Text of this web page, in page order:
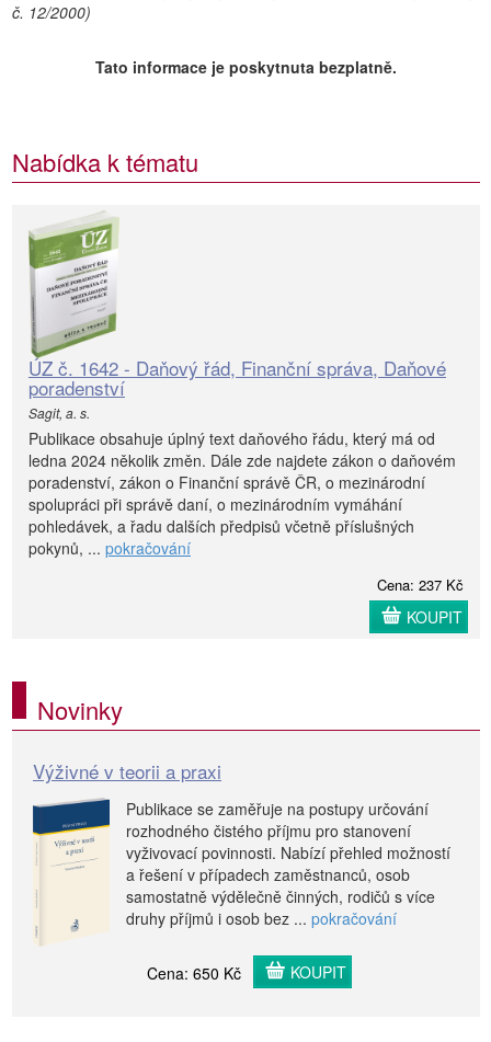
č. 12/2000)
Tato informace je poskytnuta bezplatně.
Nabídka k tématu
ÚZ č. 1642 - Daňový řád, Finanční správa, Daňové
poradenství
Sagit, a. s.
Publikace obsahuje úplný text daňového řádu, který má od
ledna 2024 několik změn. Dále zde najdete zákon o daňovém
poradenství, zákon o Finanční správě ČR, o mezinárodní
spolupráci při správě daní, o mezinárodním vymáhání
pohledávek, a řadu dalších předpisů včetně příslušných
pokynů, ... pokračování
Cena: 237 Kč
KOUPIT
Novinky
Výživné v teorii a praxi
Publikace se zaměřuje na postupy určování
rozhodného čistého příjmu pro stanovení
vyživovací povinnosti. Nabízí přehled možností
a řešení v případech zaměstnanců, osob
samostatně výdělečně činných, rodičů s více
druhy příjmů i osob bez ... pokračování
Cena: 650 Kč KOUPIT